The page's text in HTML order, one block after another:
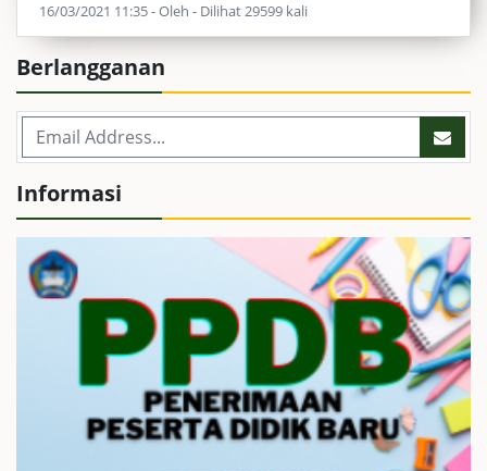
16/03/2021 11:35 - Oleh - Dilihat 29599 kali
Berlangganan
Informasi